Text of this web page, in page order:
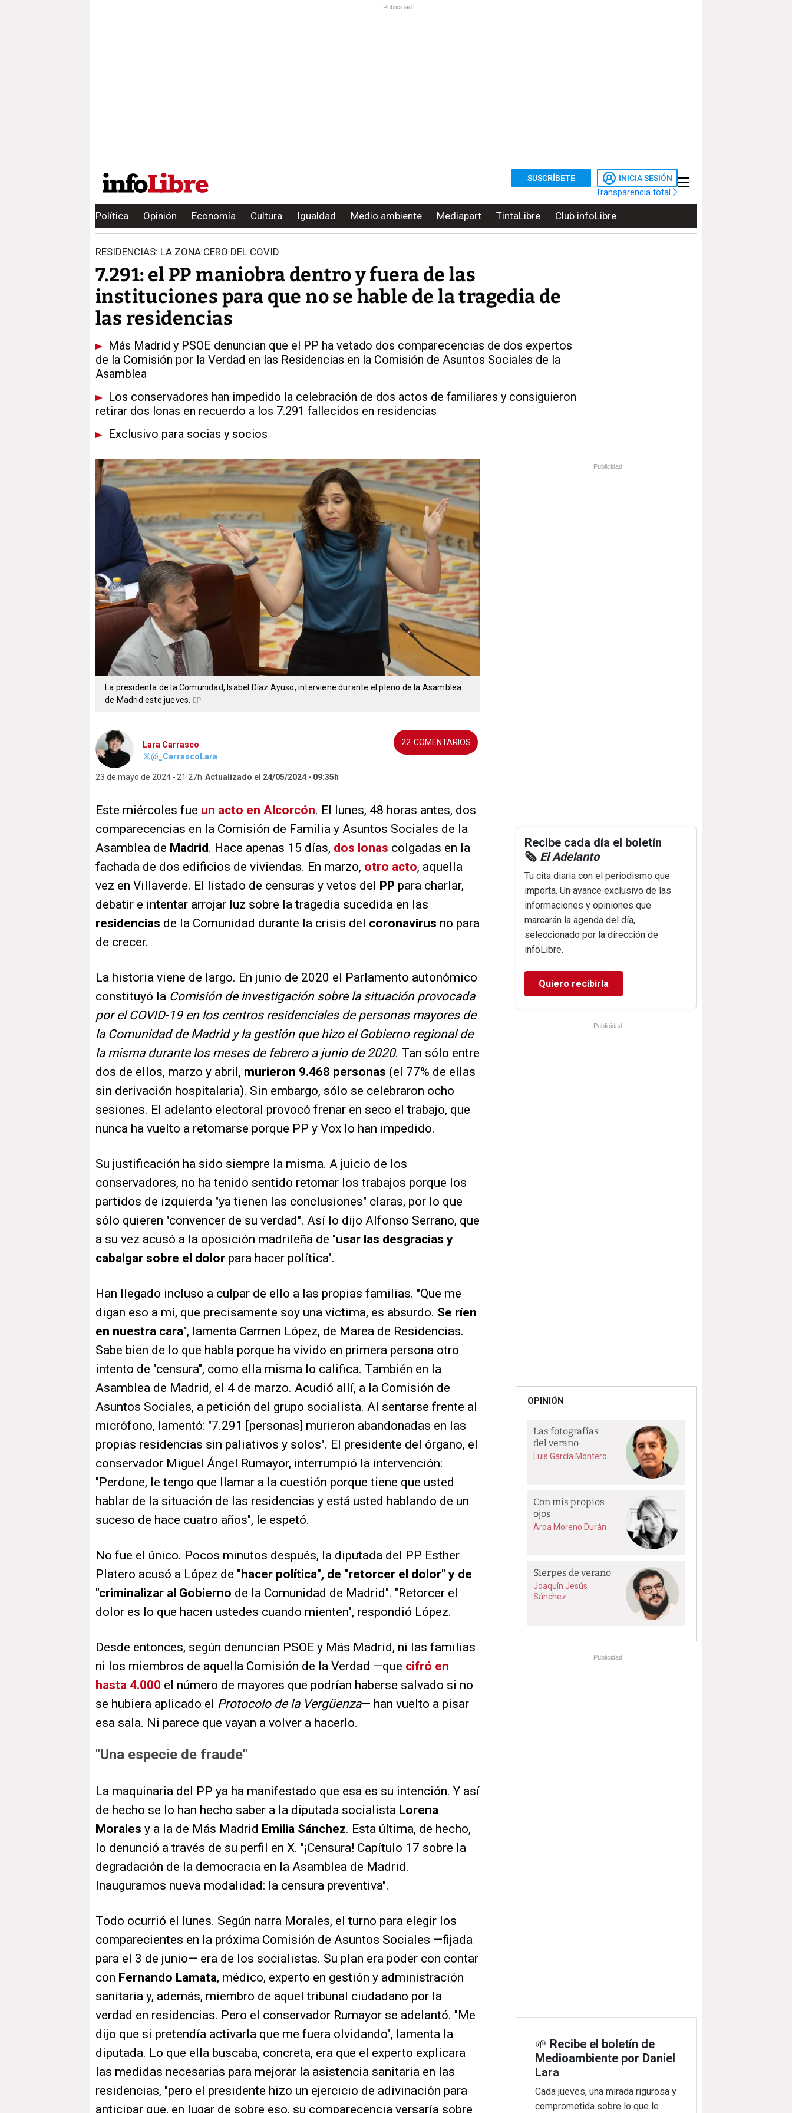
Publicidad
SUSCRÍBETE INICIA SESIÓN
Transparencia total
Política Opinión Economía Cultura Igualdad Medio ambiente Mediapart TintaLibre Club infoLibre
RESIDENCIAS: LA ZONA CERO DEL COVID
7.291: el PP maniobra dentro y fuera de las
instituciones para que no se hable de la tragedia de
las residencias
Más Madrid y PSOE denuncian que el PP ha vetado dos comparecencias de dos expertos
de la Comisión por la Verdad en las Residencias en la Comisión de Asuntos Sociales de la
Asamblea
Los conservadores han impedido la celebración de dos actos de familiares y consiguieron
retirar dos lonas en recuerdo a los 7.291 fallecidos en residencias
Exclusivo para socias y socios
La presidenta de la Comunidad, Isabel Díaz Ayuso, interviene durante el pleno de la Asamblea
de Madrid este jueves. EP
Lara Carrasco
@_CarrascoLara
23 de mayo de 2024 21:27h Actualizado el 24/05/2024 09:35h
22
Este miércoles fue un acto en Alcorcón. El lunes, 48 horas antes, dos
comparecencias en la Comisión de Familia y Asuntos Sociales de la
Asamblea de Madrid. Hace apenas 15 días, dos lonas colgadas en la
fachada de dos edificios de viviendas. En marzo, otro acto, aquella
vez en Villaverde. El listado de censuras y vetos del
PP para charlar,
debatir e intentar arrojar luz sobre la tragedia sucedida en las
residencias de la Comunidad durante la crisis del coronavirus no para
de crecer.
La historia viene de largo. En junio de 2020 el Parlamento autonómico
constituyó la Comisión de investigación sobre la situación provocada
por el COVID-19 en los centros residenciales de personas mayores de
la Comunidad de Madrid y la gestión que hizo el Gobierno regional de
la misma durante los meses de febrero a junio de 2020. Tan sólo entre
dos de ellos, marzo y abril, murieron 9.468 personas (el 77% de ellas
sin derivación hospitalaria). Sin embargo, sólo se celebraron ocho
sesiones. El adelanto electoral provocó frenar en seco el trabajo, que
nunca ha vuelto a retomarse porque PP y Vox lo han impedido.
Su justificación ha sido siempre la misma. A juicio de los
conservadores, no ha tenido sentido retomar los trabajos porque los
partidos de izquierda "ya tienen las conclusiones" claras, por lo que
sólo quieren "convencer de su verdad". Así lo dijo Alfonso Serrano, que
a su vez acusó a la oposición madrileña de "usar las desgracias y
cabalgar sobre el dolor para hacer política".
Han llegado incluso a culpar de ello a las propias familias. "Que me
digan eso a mí, que precisamente soy una víctima, es absurdo. Se ríen
en nuestra cara", lamenta Carmen López, de Marea de Residencias.
Sabe bien de lo que habla porque ha vivido en primera persona otro
intento de "censura", como ella misma lo califica. También en la
Asamblea de Madrid, el 4 de marzo. Acudió allí, a la Comisión de
Asuntos Sociales, a petición del grupo socialista. Al sentarse frente al
micrófono, lamentó: "7.291 [personas] murieron abandonadas en las
propias residencias sin paliativos y solos". El presidente del órgano, el
conservador Miguel Ángel Rumayor, interrumpió la intervención:
"Perdone, le tengo que llamar a la cuestión porque tiene que usted
hablar de la situación de las residencias y está usted hablando de un
suceso de hace cuatro años", le espetó.
No fue el único. Pocos minutos después, la diputada del PP Esther
Platero acusó a López de "hacer política", de "retorcer el dolor" y de
"criminalizar al Gobierno de la Comunidad de Madrid". "Retorcer el
dolor es lo que hacen ustedes cuando mienten", respondió López.
Desde entonces, según denuncian PSOE y Más Madrid, ni las familias
ni los miembros de aquella Comisión de la Verdad —que cifró en
hasta 4.000 el número de mayores que podrían haberse salvado si no
se hubiera aplicado el Protocolo de la Vergüenza— han vuelto a pisar
esa sala. Ni parece que vayan a volver a hacerlo.
"Una especie de fraude"
La maquinaria del PP ya ha manifestado que esa es su intención. Y así
de hecho se lo han hecho saber a la diputada socialista Lorena
Morales y a la de Más Madrid Emilia Sánchez. Esta última, de hecho,
lo denunció a través de su perfil en X. "¡Censura! Capítulo 17 sobre la
degradación de la democracia en la Asamblea de Madrid.
Inauguramos nueva modalidad: la censura preventiva".
Todo ocurrió el lunes. Según narra Morales, el turno para elegir los
comparecientes en la próxima Comisión de Asuntos Sociales —fijada
para el 3 de junio— era de los socialistas. Su plan era poder con contar
con Fernando Lamata, médico, experto en gestión y administración
sanitaria y, además, miembro de aquel tribunal ciudadano por la
verdad en residencias. Pero el conservador Rumayor se adelantó. "Me
dijo que si pretendía activarla que me fuera olvidando", lamenta la
diputada. Lo que ella buscaba, concreta, era que el experto explicara
las medidas necesarias para mejorar la asistencia sanitaria en las
residencias, "pero el presidente hizo un ejercicio de adivinación para
anticipar que, en lugar de sobre eso, su comparecencia versaría sobre
Publicidad
Recibe cada día el boletín
🗞️ El Adelanto
Tu cita diaria con el periodismo que
importa. Un avance exclusivo de las
informaciones y opiniones que
marcarán la agenda del día,
seleccionado por la dirección de
infoLibre.
Quiero recibirla
Publicidad
OPINIÓN
Las fotografías
del verano
Luis García Montero
Con mis propios
ojos
Aroa Moreno Durán
Sierpes de verano
Joaquín Jesús
Sánchez
Publicidad
🌱 Recibe el boletín de
Medioambiente por Daniel
Lara
Cada jueves, una mirada rigurosa y
comprometida sobre lo que le